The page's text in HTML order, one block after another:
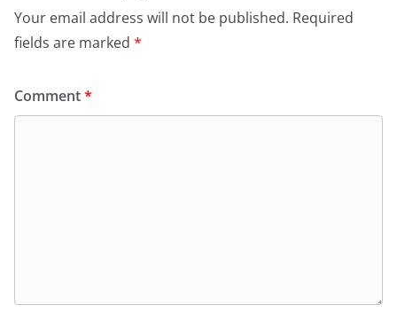
Your email address will not be published. Required
fields are marked *
Comment*